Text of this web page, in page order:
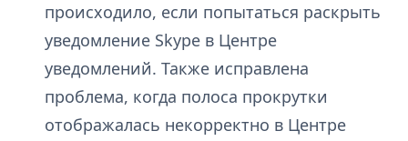
происходило, если попытаться раскрыть
уведомление Skype в Центре
уведомлений. Также исправлена
проблема, когда полоса прокрутки
отображалась некорректно в Центре